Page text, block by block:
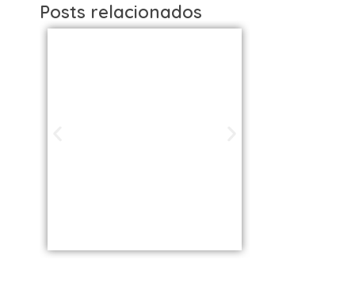
Posts relacionados